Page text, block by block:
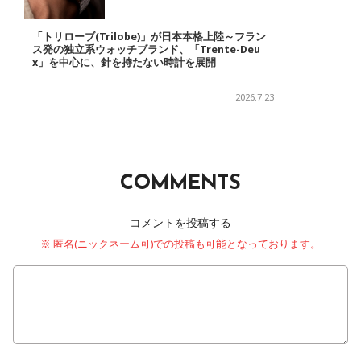
「トリローブ(Trilobe)」が日本本格上陸～フラン
ス発の独立系ウォッチブランド、「Trente-Deu
x」を中心に、針を持たない時計を展開
2026.7.23
COMMENTS
コメントを投稿する
※ 匿名(ニックネーム可)での投稿も可能となっております。